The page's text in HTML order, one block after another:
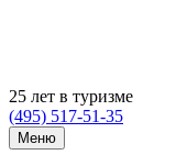
25 лет в туризме
(495) 517-51-35
Меню